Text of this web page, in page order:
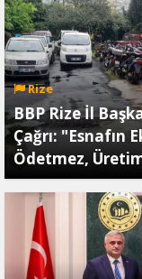
Rize
BBP Rize İl
Çağrı: "Esnafın
Ödetmez,